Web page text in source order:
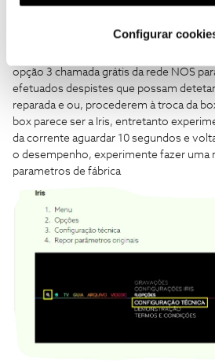
utilização dos cookies clicando em
Configurar
luis mc falido
opção 3 chamada grátis da rede NOS
efetuados despistes que possam
reparada e ou, procederem à troca da
box parece ser a Iris, entretanto
da corrente aguardar 10 segundos e
o desempenho, experimente fazer uma
parametros de fábrica